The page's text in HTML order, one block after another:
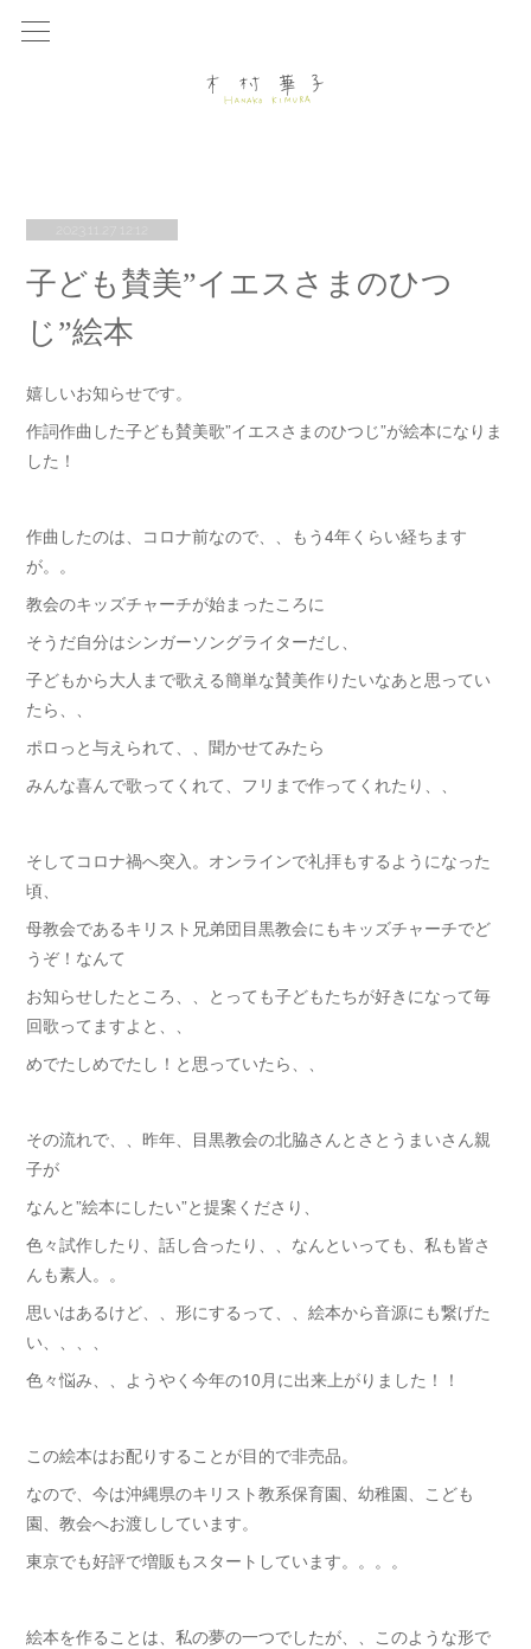
子ども賛美”イエスさまのひつ
じ”絵本
嬉しいお知らせです。
作詞作曲した子ども賛美歌”イエスさまのひつじ”が絵本になりま
した！
作曲したのは、コロナ前なので、、もう4年くらい経ちます
が。。
教会のキッズチャーチが始まったころに
そうだ自分はシンガーソングライターだし、
子どもから大人まで歌える簡単な賛美作りたいなあと思ってい
たら、、
ポロっと与えられて、、聞かせてみたら
みんな喜んで歌ってくれて、フリまで作ってくれたり、、
そしてコロナ禍へ突入。オンラインで礼拝もするようになった
頃、
母教会であるキリスト兄弟団目黒教会にもキッズチャーチでど
うぞ！なんて
お知らせしたところ、、とっても子どもたちが好きになって毎
回歌ってますよと、、
めでたしめでたし！と思っていたら、、
その流れで、、昨年、目黒教会の北脇さんとさとうまいさん親
子が
なんと”絵本にしたい”と提案くださり、
色々試作したり、話し合ったり、、なんといっても、私も皆さ
んも素人。。
思いはあるけど、、形にするって、、絵本から音源にも繋げた
い、、、、
色々悩み、、ようやく今年の10月に出来上がりました！！
この絵本はお配りすることが目的で非売品。
なので、今は沖縄県のキリスト教系保育園、幼稚園、こども
園、教会へお渡ししています。
東京でも好評で増販もスタートしています。。。。
絵本を作ることは、私の夢の一つでしたが、、このような形で